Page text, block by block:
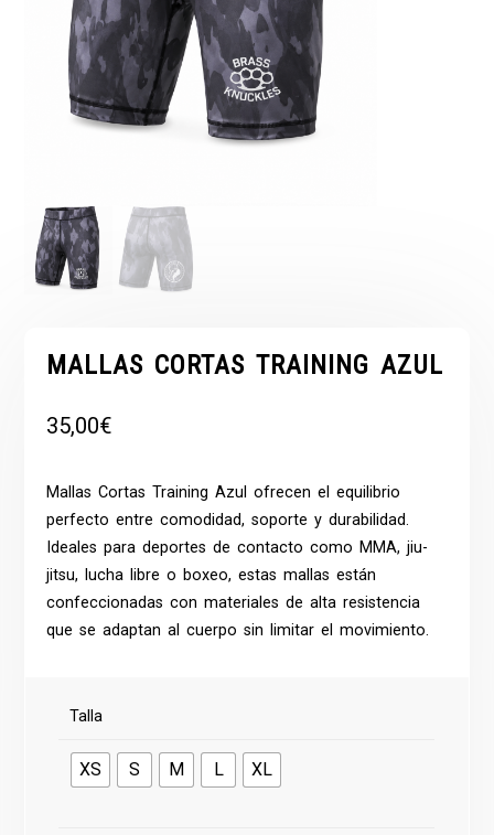
MALLAS CORTAS TRAINING AZUL
35,00€
Mallas Cortas Training Azul ofrecen el equilibrio
perfecto entre comodidad, soporte y durabilidad.
Ideales para deportes de contacto como MMA, jiu-
jitsu, lucha libre o boxeo, estas mallas están
confeccionadas con materiales de alta resistencia
que se adaptan al cuerpo sin limitar el movimiento.
Talla
XS S M L XL